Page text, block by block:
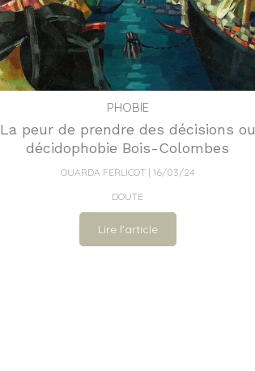
PHOBIE
La peur de prendre des décisions ou
décidophobie Bois-Colombes
OUARDA FERLICOT 16/03/24
DOUTE
Lire l'article